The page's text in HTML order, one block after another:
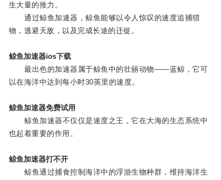
生大量的推力。
通过鲸鱼加速器，鲸鱼能够以令人惊叹的速度追捕猎
物，逃避天敌，以及完成长途的迁徙。
鲸鱼加速器ios下载
最出色的加速器属于鲸鱼中的壮丽动物——蓝鲸，它可
以在海洋中达到每小时30英里的速度。
鲸鱼加速器免费试用
鲸鱼加速器不仅仅是速度之王，它在大海的生态系统中
也起着重要的作用。
鲸鱼加速器打不开
鲸鱼通过捕食控制海洋中的浮游生物种群，维持海洋生